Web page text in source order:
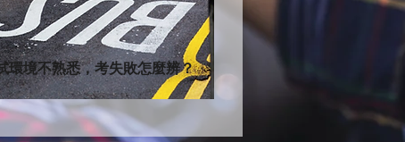
環境不熟悉，考失敗怎麼辨？